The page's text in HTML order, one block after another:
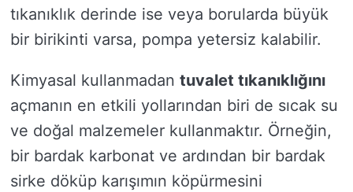
tıkanıklık derinde ise veya borularda büyük
bir birikinti varsa, pompa yetersiz kalabilir.
Kimyasal kullanmadan tuvalet tıkanıklığını
açmanın en etkili yollarından biri de sıcak su
ve doğal malzemeler kullanmaktır. Örneğin,
bir bardak karbonat ve ardından bir bardak
sirke döküp karışımın köpürmesini